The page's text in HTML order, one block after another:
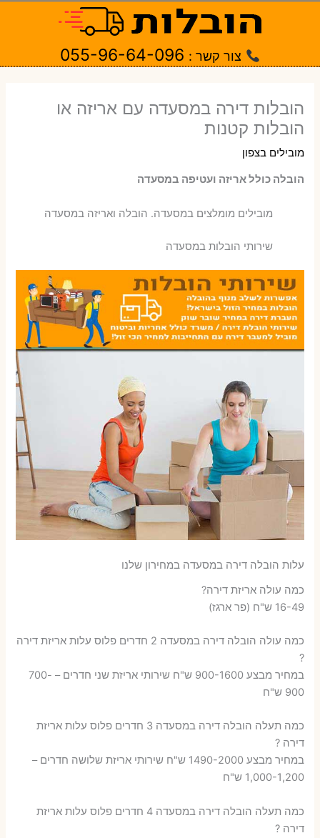
צור קשר : 055-96-64-096
הובלות דירה במסעדה עם אריזה או
הובלות קטנות
מובילים בצפון
הובלה כולל אריזה ועטיפה במסעדה
‫מובילים מומלצים במסעדה. הובלה ואריזה במסעדה
שירותי הובלות במסעדה
עלות הובלה דירה במסעדה במחירון שלנו
כמה עולה אריזת דירה​?
16-49 ש"ח (פר ארגז)
כמה עולה הובלה דירה במסעדה 2 חדרים פלוס עלות אריזת דירה
?
במחיר מבצע 900-1600 ש"ח שירותי אריזת שני חדרים – 700-
900 ש"ח
כמה תעלה הובלה דירה במסעדה 3 חדרים פלוס עלות אריזת
דירה ?
במחיר מבצע 1490-2000 ש"ח שירותי אריזת שלושה חדרים –
1,000-1,200 ש"ח
כמה תעלה הובלה דירה במסעדה 4 חדרים פלוס עלות אריזת
דירה ?